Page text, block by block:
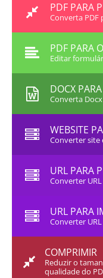
PDF PARA
Converta PDF
PDF PARA
Editar
DOCX
Converta
WEBSITE
Converter site
URL PARA
Converter
URL PARA
Converter
COMPRIMIR
Reduzir o
qualidade do